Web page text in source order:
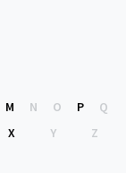
M N O P
Q
X Y Z